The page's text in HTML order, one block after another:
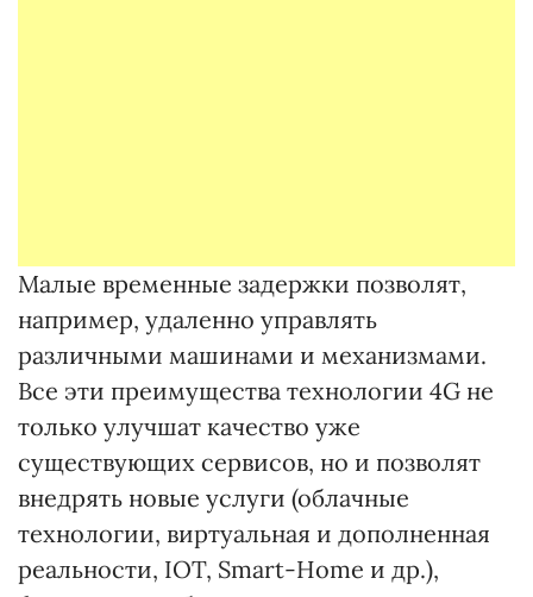
Малые временные задержки позволят,
например, удаленно управлять
различными машинами и механизмами.
Все эти преимущества технологии 4G не
только улучшат качество уже
существующих сервисов, но и позволят
внедрять новые услуги (облачные
технологии, виртуальная и дополненная
реальности, IOT, Smart-Home и др.),